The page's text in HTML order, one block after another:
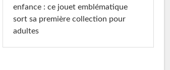
enfance : ce jouet emblématique
sort sa première collection pour
adultes